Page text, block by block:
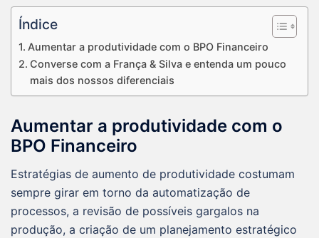
Índice
Aumentar a produtividade com o BPO Financeiro
Converse com a França & Silva e entenda um pouco
mais dos nossos diferenciais
Aumentar a produtividade com o
BPO Financeiro
Estratégias de aumento de produtividade costumam
sempre girar em torno da automatização de
processos, a revisão de possíveis gargalos na
produção, a criação de um planejamento estratégico